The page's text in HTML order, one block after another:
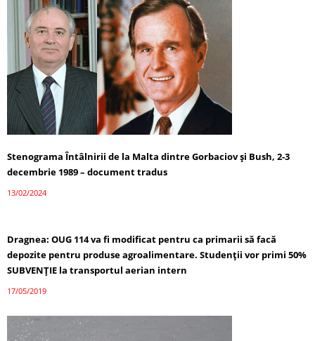
Stenograma Întâlnirii de la Malta dintre Gorbaciov și Bush, 2-3
decembrie 1989 – document tradus
13/02/2024
Dragnea: OUG 114 va fi modificat pentru ca primarii să facă
depozite pentru produse agroalimentare. Studenții vor primi 50%
SUBVENŢIE la transportul aerian intern
17/05/2019